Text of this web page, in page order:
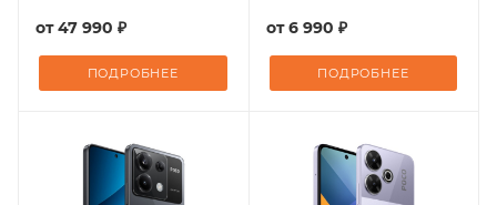
от47 990 ₽
ПОДРОБНЕЕ
от6 990 ₽
ПОДРОБНЕЕ